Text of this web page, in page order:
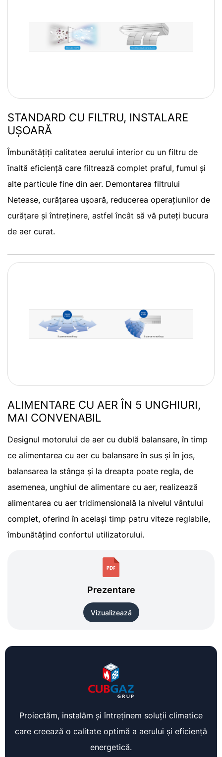
STANDARD CU FILTRU, INSTALARE
UȘOARĂ
Îmbunătățiți calitatea aerului interior cu un filtru de
înaltă eficiență care filtrează complet praful, fumul și
alte particule fine din aer. Demontarea filtrului
Netease, curățarea ușoară, reducerea operațiunilor de
curățare și întreținere, astfel încât să vă puteți bucura
de aer curat.
ALIMENTARE CU AER ÎN 5 UNGHIURI,
MAI CONVENABIL
Designul motorului de aer cu dublă balansare, în timp
ce alimentarea cu aer cu balansare în sus și în jos,
balansarea la stânga și la dreapta poate regla, de
asemenea, unghiul de alimentare cu aer, realizează
alimentarea cu aer tridimensională la nivelul vântului
complet, oferind în același timp patru viteze reglabile,
îmbunătățind confortul utilizatorului.
Prezentare
Vizualizează
Proiectăm, instalăm și întreținem soluții climatice
care creează o calitate optimă a aerului și eficiență
energetică.